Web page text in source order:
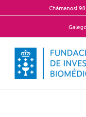
to
Chámanos!